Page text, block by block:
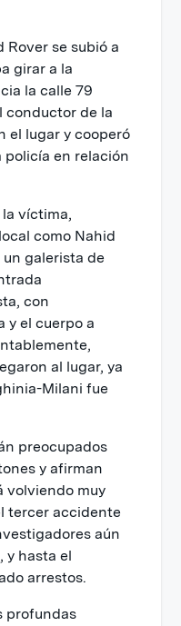
Rover se subió a
girar a la
la calle 79
conductor de la
el lugar y cooperó
policía en relación
víctima,
como Nahid
galerista de
con
y el cuerpo a
al lugar, ya
Milani fue
preocupados
y afirman
volviendo muy
tercer accidente
aún
y hasta el
arrestos.
profundas